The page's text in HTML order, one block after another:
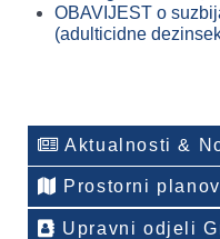
OBAVIJEST o
(adulticidne
Aktualnosti &
Prostorni
Upravni odjeli